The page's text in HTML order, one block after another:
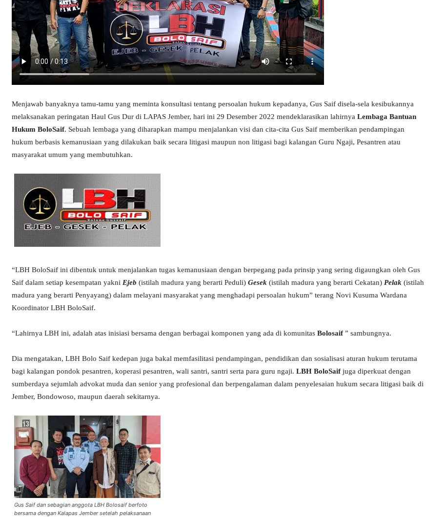
Menjawab banyaknya tamu-tamu yang meminta konsultasi tentang persoalan hukum kepadanya, Gus Saif disela-sela kesibukannya
melaksanakan peringatan Haul Gus Dur di LAPAS Jember, hari ini 29 Desember 2022 mendeklarasikan lahirnya Lembaga Bantuan
Hukum BoloSaif. Sebuah lembaga yang diharapkan mampu menjalankan visi dan cita-cita Gus Saif memberikan pendampingan
hukum berbasis kemanusiaan yang dilakukan baik secara litigasi maupun non litigasi bagi kalangan Guru Ngaji, Pesantren atau
masyarakat umum yang membutuhkan.
“LBH BoloSaif ini dibentuk untuk menjalankan tugas kemanusiaan dengan berpegang pada prinsip yang sering digaungkan oleh Gus
Saif dalam setiap kesempatan yakni Ejeb (istilah madura yang berarti Peduli) Gesek (istilah madura yang berarti Cekatan) Pelak (istilah
madura yang berarti Penyayang) dalam melayani masyarakat yang menghadapi persoalan hukum” terang Novi Kusuma Wardana
Koordinator LBH BoloSaif.
“Lahirnya LBH ini, adalah atas inisiasi bersama dengan berbagai komponen yang ada di komunitas Bolosaif” sambungnya.
Dia mengatakan, LBH Bolo Saif kedepan juga bakal memfasilitasi pendampingan, pendidikan dan sosialisasi aturan hukum terutama
bagi kalangan pondok pesantren, koperasi pesantren, wali santri, santri serta para guru ngaji. LBH BoloSaifjuga diperkuat dengan
sumberdaya sejumlah advokat muda dan senior yang profesional dan berpengalaman dalam penyelesaian hukum secara litigasi baik di
Jember, Bondowoso, maupun daerah sekitarnya.
Gus Saif dan sebagian anggota LBH Bolosaif berfoto
bersama dengan Kalapas Jember setelah pelaksanaan